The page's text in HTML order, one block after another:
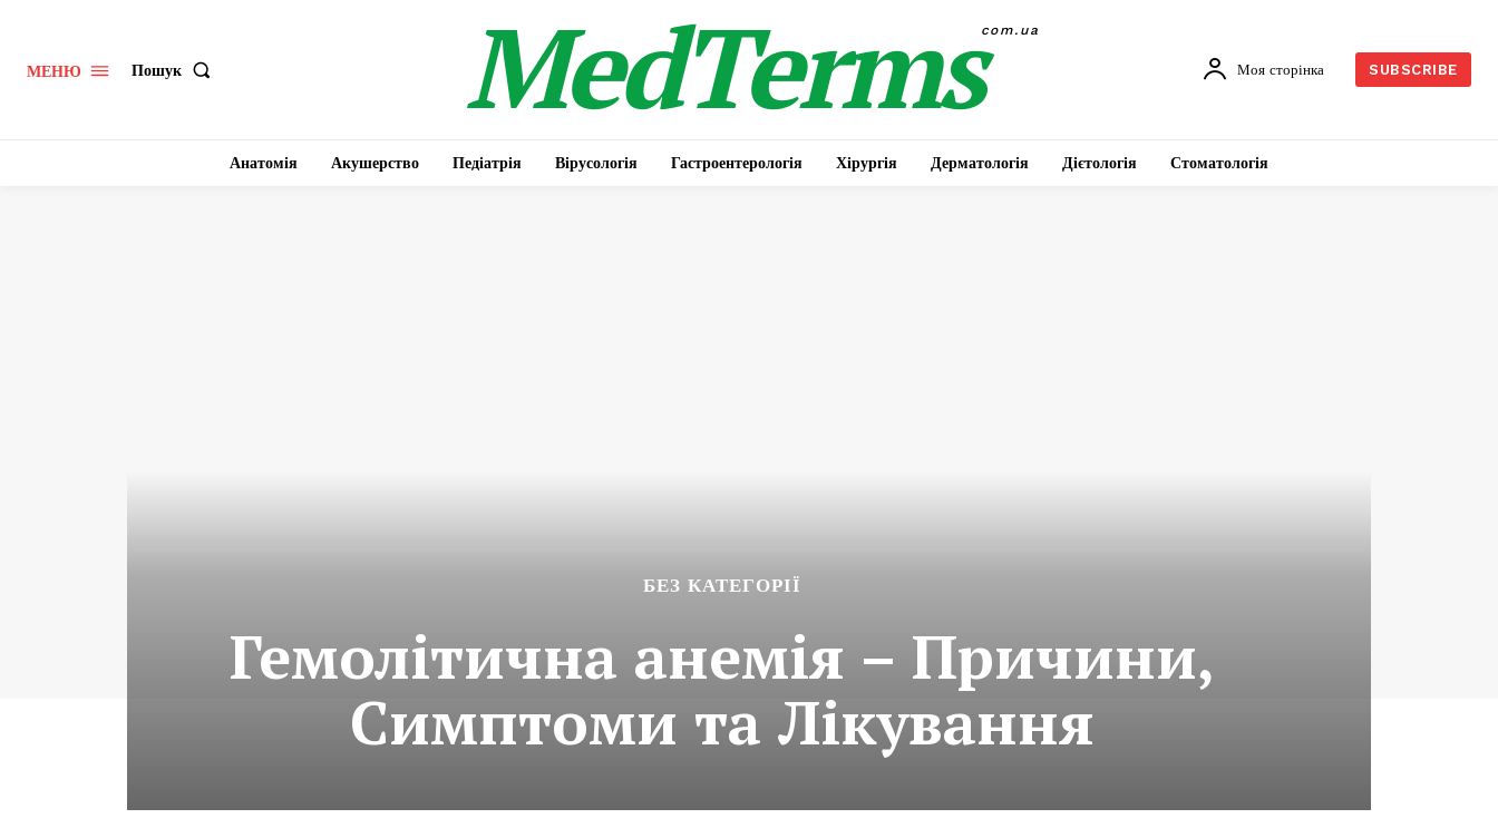
МЕНЮ Пошук MedTermscom.ua
Моя сторінка SUBSCRIBE
Анатомія Акушерство Педіатрія Вірусологія Гастроентерологія Хірургія Дерматологія Дієтологія Стоматологія
БЕЗ КАТЕГОРІЇ
Гемолітична анемія – Причини,
Симптоми та Лікування